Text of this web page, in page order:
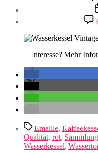
Interesse? Mehr
Schlagwörter
Emaille,
Qualität, rot, Sammlung
Wasserkessel,